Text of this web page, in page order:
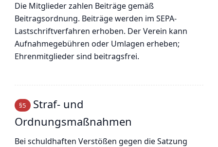
Die Mitglieder zahlen Beiträge gemäß
Beitragsordnung. Beiträge werden im SEPA-
Lastschriftverfahren erhoben. Der Verein kann
Aufnahmegebühren oder Umlagen erheben;
Ehrenmitglieder sind beitragsfrei.
§5
Straf- und
Ordnungsmaßnahmen
Bei schuldhaften Verstößen gegen die Satzung